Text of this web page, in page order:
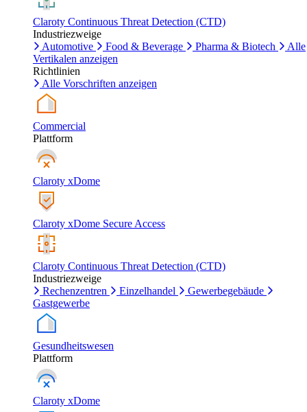
Claroty Continuous Threat Detection (CTD)
Industriezweige
Automotive
Food & Beverage Pharma & Biotech
Alle
Vertikalen anzeigen
Richtlinien
Alle Vorschriften anzeigen
Commercial
Plattform
Claroty xDome
Claroty xDome Secure Access
Claroty Continuous Threat Detection (CTD)
Industriezweige
Rechenzentren
Einzelhandel
Gewerbegebäude
Gastgewerbe
Gesundheitswesen
Plattform
Claroty xDome